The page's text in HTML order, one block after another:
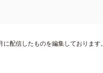
配信したものを編集しております。